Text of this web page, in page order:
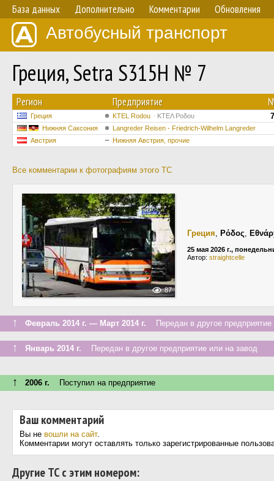
База данных Дополнительно Комментарии Обновления
Автобусный транспорт
Греция, Setra S315H № 7
Регион Предприятие
Греция ΚΤΕL Rodou ΚΤΕΛ Ροδου 7
Нижняя Саксония
Langreder Reisen - Friedrich-Wilhelm Langreder
Австрия
Нижняя Австрия, прочие
Все комментарии к фотографиям этого ТС
87
Греция, Ρόδος,
25 мая 2026 г.,
Автор: straightcelle
↑ Февраль 2014 г. — Март 2014 г. Передан в другое предприятие
↑ Январь 2014 г. Передан в другое предприятие или на завод
↑ 2006 г. Поступил на предприятие
Ваш комментарий
Вы не вошли на сайт.
Комментарии могут оставлять только зарегистрированные
Другие ТС с этим номером: